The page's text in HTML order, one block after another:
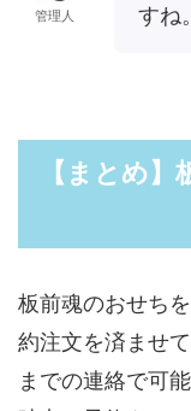
管理人
すね。
【まとめ
板前魂のおせち
約注文を済ませ
までの連絡で可